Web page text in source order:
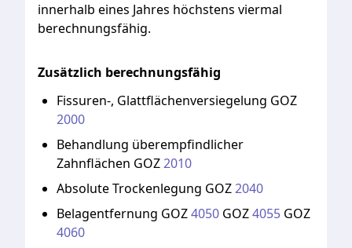
innerhalb eines Jahres höchstens viermal
berechnungsfähig.
Zusätzlich berechnungsfähig
Fissuren-, Glattflächenversiegelung GOZ
2000
Behandlung überempfindlicher
Zahnflächen GOZ2010
AbsoluteTrockenlegung GOZ2040
Belagentfernung GOZ4050 GOZ4055 GOZ
4060